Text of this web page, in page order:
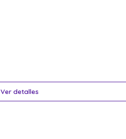
Ver detalles